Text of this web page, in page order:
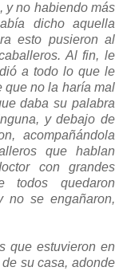
y no habiendo más
dicho aquella
esto pusieron al
Al fin, le
a todo lo que le
que no la haría mal
daba su palabra
y debajo de
acompañándola
que hablan
con grandes
todos quedaron
no se engañaron,
que estuvieron en
su casa, adonde